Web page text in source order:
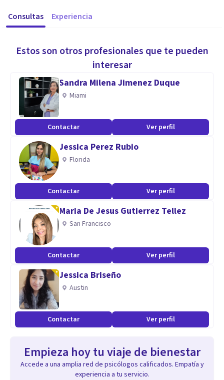
Consultas Experiencia
Estos son otros profesionales que te pueden
interesar
Sandra Milena Jimenez Duque
Miami
Contactar Ver perfil
Jessica Perez Rubio
Florida
Contactar Ver perfil
Maria De Jesus Gutierrez Tellez
San Francisco
Contactar Ver perfil
Jessica Briseño
Austin
Contactar Ver perfil
Empieza hoy tu viaje de bienestar
Accede a una amplia red de psicólogos calificados. Empatía y
experiencia a tu servicio.